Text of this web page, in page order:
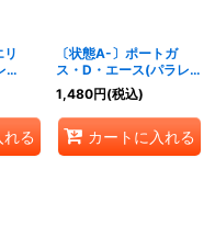
リ
れる
〔状態A-〕ポートガ
ス・D・エース(パラレ
ル/illust:BISAI)
【SEC/P】{OP07-119}
1,480円(税込)
カートに入れる